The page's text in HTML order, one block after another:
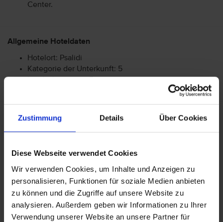
Zustimmung Details Über Cookies
Diese Webseite verwendet Cookies
Wir verwenden Cookies, um Inhalte und Anzeigen zu
personalisieren, Funktionen für soziale Medien anbieten
zu können und die Zugriffe auf unsere Website zu
analysieren. Außerdem geben wir Informationen zu Ihrer
Verwendung unserer Website an unsere Partner für
Center.
Allgemeine Hoteldaten
Hotelort: Psalidi
Kategorie der Unterkunft: 5
Landeskategorie: 5
Achtung: Bitte beachten Sie, dass der Check-In am
können je nach Fluggesellschaft variieren. Informationen
Informationen zu Fluggesellschaften vtours
Gepäckinformationen.
Wir möchten Sie darauf aufmerksam machen, dass Sie am
Ankunftstag ab 15 Uhr (örtliche Abweichung vorbehalten) in